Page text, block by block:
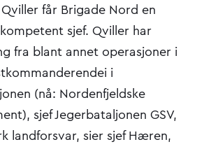
får Brigade Nord en
sjef. Qviller har
fra blant annet operasjoner i
i
(nå: Nordenfjeldske
sjef Jegerbataljonen GSV,
landforsvar, sier sjef Hæren,